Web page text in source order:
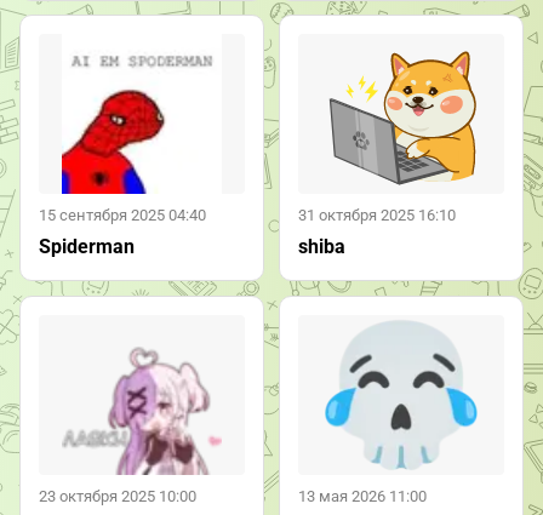
15 сентября 2025 04:40
Spiderman
31 октября 2025 16:10
shiba
23 октября 2025 10:00 13 мая 2026 11:00